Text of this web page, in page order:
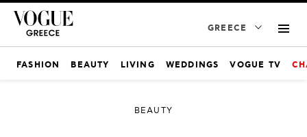
GREECE
FASHION BEAUTY LIVING WEDDINGS VOGUE TV
BEAUTY